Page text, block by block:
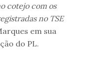
cotejo com os
no TSE
em sua
do PL.